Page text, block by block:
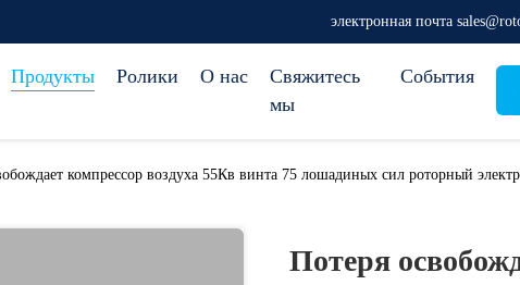
электронная почта
Продукты Ролики О нас
Свяжитесь
мы
События
компрессор воздуха 55Кв винта 75 лошадиных сил роторный
Потеря